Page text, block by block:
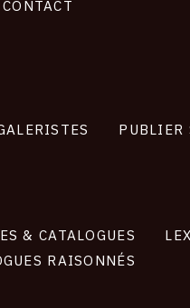
CONTACT
PUBLIER
& CATALOGUES
RAISONNÉS